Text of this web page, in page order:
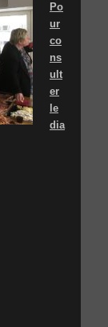
Po
ur
co
ns
ult
er
le
dia